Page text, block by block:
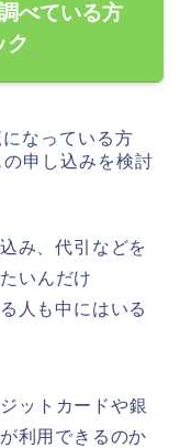
べている方
ク
なっている方
申し込みを検討
み、代引などを
いんだけ
人も中にはいる
ットカードや銀
利用できるのか